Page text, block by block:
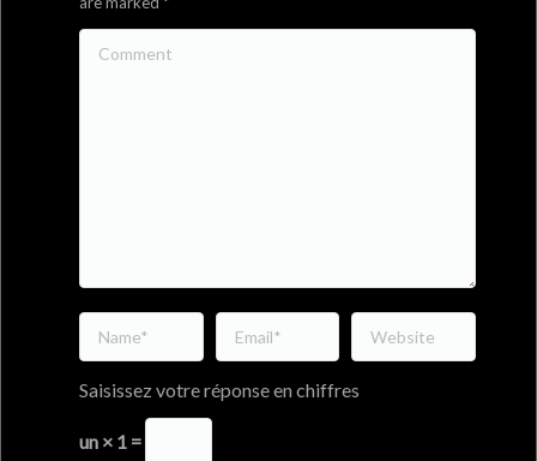
Comment
Name * Email * Website
Saisissez votre réponse en chiffres
un × 1 =